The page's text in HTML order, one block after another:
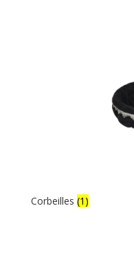
Corbeilles (1)